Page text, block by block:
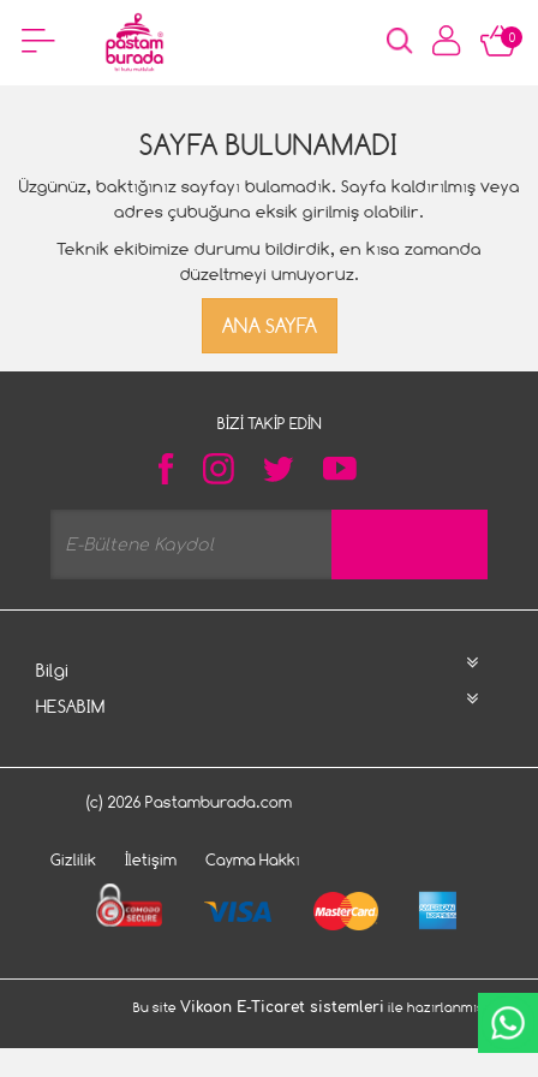
0
SAYFA BULUNAMADI
Üzgünüz, baktığınız sayfayı bulamadık. Sayfa kaldırılmış veya
adres çubuğuna eksik girilmiş olabilir.
Teknik ekibimize durumu bildirdik, en kısa zamanda
düzeltmeyi umuyoruz.
ANA SAYFA
BIZI TAKIP EDIN
Bilgi
HESABIM
(c) 2026 Pastamburada.com
Gizlilik İletişim Cayma Hakkı
Bu site Vikaon E-Ticaret sistemleri ile hazırlanmıştır.